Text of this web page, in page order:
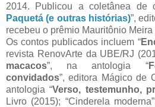
2014. Publicou a coletânea de
Paquetá (e outras histórias)”,
recebeu o prêmio Mauritônio
Os contos publicados incluem “
revista RenovArte da UBE/RJ
macacos”, na antologia “
convidados”, editora Mágico de
antologia “Verso, testemunho,
Livro (2015); “Cinderela